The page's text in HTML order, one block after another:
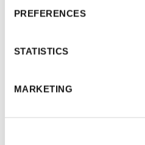
PREFERENCES
STATISTICS
MARKETING
Vieras jäsenen seurassa